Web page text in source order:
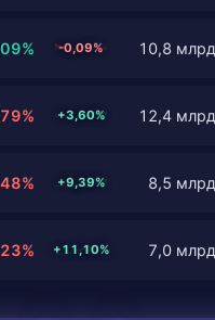
-0,09% 10,8
+3,60% 12,4
+9,39% 8,5
+11,10% 7,0